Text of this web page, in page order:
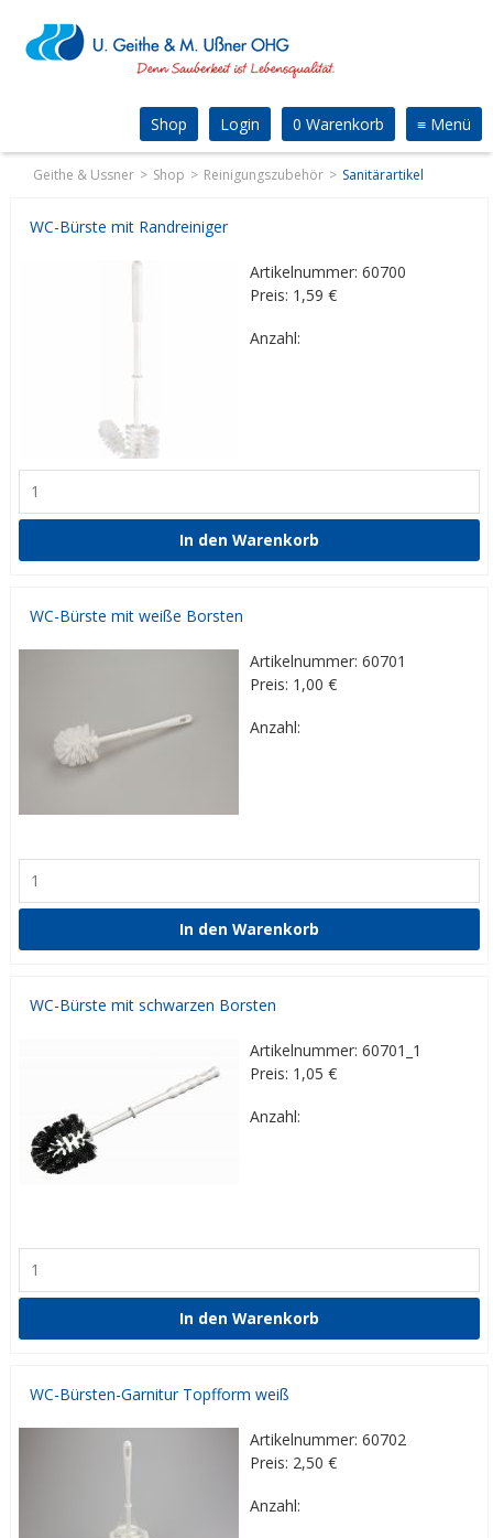
≡ Menü
0 Warenkorb
Login
Shop
Geithe & Ussner Shop Reinigungszubehör Sanitärartikel
WC-Bürste mit Randreiniger
Artikelnummer: 60700
Preis: 1,59 €
Anzahl:
WC-Bürste mit weiße Borsten
Artikelnummer: 60701
Preis: 1,00 €
Anzahl:
WC-Bürste mit schwarzen Borsten
Artikelnummer: 60701_1
Preis: 1,05 €
Anzahl:
WC-Bürsten-Garnitur Topfform weiß
Artikelnummer: 60702
Preis: 2,50 €
Anzahl: